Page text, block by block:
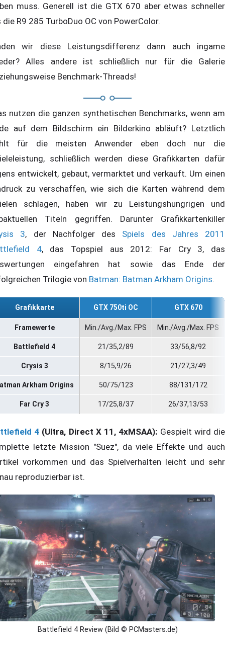
muss. Generell ist die GTX 670 aber etwas schneller
die R9 285 TurboDuo OC von PowerColor.
wir diese Leistungsdifferenz dann auch ingame
Alles andere ist schließlich nur für die Galerie
Benchmark-Threads!
nutzen die ganzen synthetischen Benchmarks, wenn am
auf dem Bildschirm ein Bilderkino abläuft? Letztlich
für die meisten Anwender eben doch nur die
schließlich werden diese Grafikkarten dafür
entwickelt, gebaut, vermarktet und verkauft. Um einen
zu verschaffen, wie sich die Karten während dem
schlagen, haben wir zu Leistungshungrigen und
Titeln gegriffen. Darunter Grafikkartenkiller
3, der Nachfolger des Spiels des Jahres 2011
4, das Topspiel aus 2012: Far Cry 3, das
eingefahren hat sowie das Ende der
Trilogie von Batman: Batman Arkham Origins.
Grafikkarte GTX 750ti OC GTX 670
Framewerte Min./Avg./Max. FPS Min./Avg./Max. FPS
Battlefield 4 21/35,2/89 33/56,8/92
Crysis 3 8/15,9/26 21/27,3/49
Arkham Origins 50/75/123 88/131/172
Far Cry 3 17/25,8/37 26/37,13/53
4 (Ultra, Direct X 11, 4xMSAA): Gespielt wird die
letzte Mission "Suez", da viele Effekte und auch
vorkommen und das Spielverhalten leicht und sehr
reproduzierbar ist.
Battlefield 4 Review (Bild © PCMasters.de)